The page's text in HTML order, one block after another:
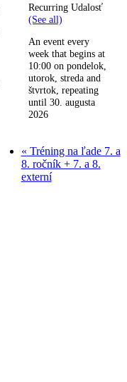
Recurring Udalosť
(See all)
An event every
week that begins at
10:00 on pondelok,
utorok, streda and
štvrtok, repeating
until 30. augusta
2026
« Tréning na ľade 7. a
8. ročník + 7. a 8.
externí